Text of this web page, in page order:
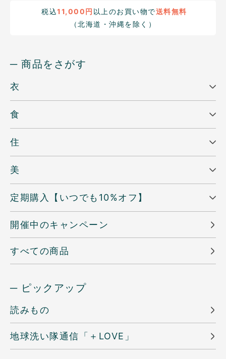
税込11,000円 以上のお買い物で送料無料
（北海道・沖縄を除く）
─ 商品をさがす
衣
食
住
美
定期購入【いつでも10%オフ】
開催中のキャンペーン
すべての商品
─ ピックアップ
読みもの
地球洗い隊通信「＋LOVE」